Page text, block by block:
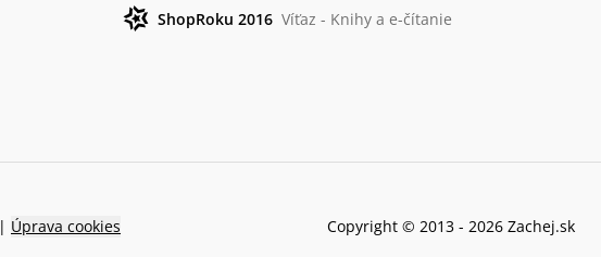
ShopRoku 2016 Víťaz - Knihy a e-čítanie
| Úprava cookies Copyright © 2013 - 2026 Zachej.sk